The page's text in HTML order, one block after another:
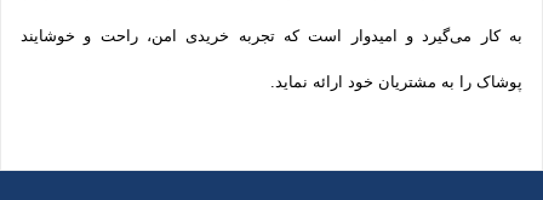
به کار می‌گیرد و امیدوار است که تجربه‌ خریدی امن، راحت و خوشایند
پوشاک را به مشتریان خود ارائه نماید.